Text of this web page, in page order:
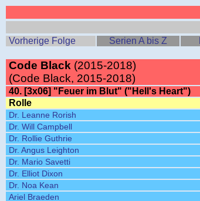
Vorherige Folge
Serien A bis Z
Code Black (2015-2018)
(Code Black, 2015-2018)
40. [3x06] "Feuer im Blut" ("Hell's Heart")
Rolle
Dr. Leanne Rorish
Dr. Will Campbell
Dr. Rollie Guthrie
Dr. Angus Leighton
Dr. Mario Savetti
Dr. Elliot Dixon
Dr. Noa Kean
Ariel Braeden